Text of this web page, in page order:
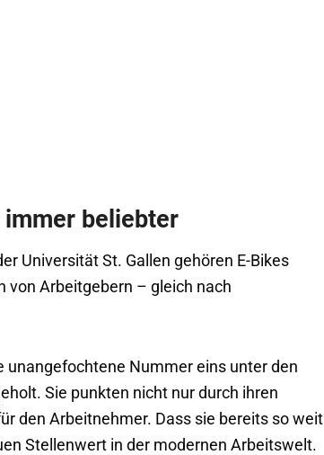
immer beliebter
Universität St. Gallen gehören E-Bikes
Arbeitgebern – gleich nach
unangefochtene Nummer eins unter den
Sie punkten nicht nur durch ihren
den Arbeitnehmer. Dass sie bereits so weit
Stellenwert in der modernen Arbeitswelt.